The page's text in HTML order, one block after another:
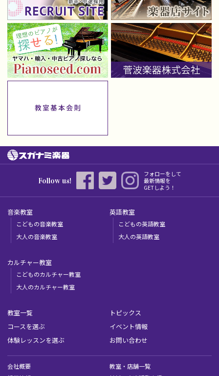
Follow us!
フォローをして
最新情報を
GETしよう！
音楽教室
こどもの音楽教室
大人の音楽教室
英語教室
こどもの英語教室
大人の英語教室
カルチャー教室
こどものカルチャー教室
大人のカルチャー教室
教室一覧
コースを選ぶ
体験レッスンを選ぶ
トピックス
イベント情報
お問い合わせ
会社概要
教室・店舗一覧